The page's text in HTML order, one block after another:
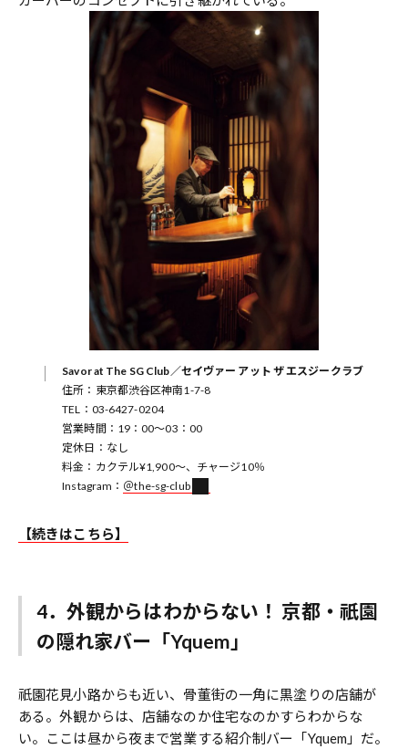
Savor at The SG Club／セイヴァー アット ザ エスジークラブ
住所：東京都渋谷区神南1-7-8
TEL：03-6427-0204
営業時間：19：00～03：00
定休日：なし
料金：カクテル¥1,900～、チャージ10％
Instagram： ＠the-sg-club
【続きはこちら】
4．外観からはわからない！ 京都・祇園
の隠れ家バー「Yquem」
祇園花見小路からも近い、骨董街の一角に黒塗りの店舗が
ある。外観からは、店舗なのか住宅なのかすらわからな
い。ここは昼から夜まで営業する紹介制バー「Yquem」だ。